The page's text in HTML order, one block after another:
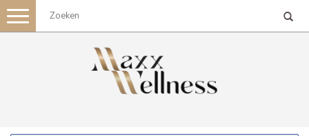
Toggle
navigation